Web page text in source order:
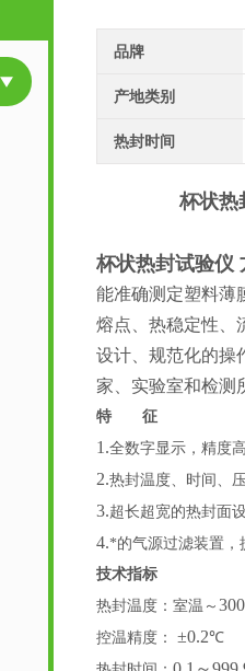
品牌
产地类别
热封时间
杯状热
杯状热封试验仪
能准确测定塑料薄
熔点、热稳定性、
设计、规范化的操
家、实验室和检测
特 征
1.全数字显示，精度
2.热封温度、时间、
3.超长超宽的热封面
4.*的气源过滤装置，
技术指标
热封温度：室温～ 300
控温精度： ±0.2℃